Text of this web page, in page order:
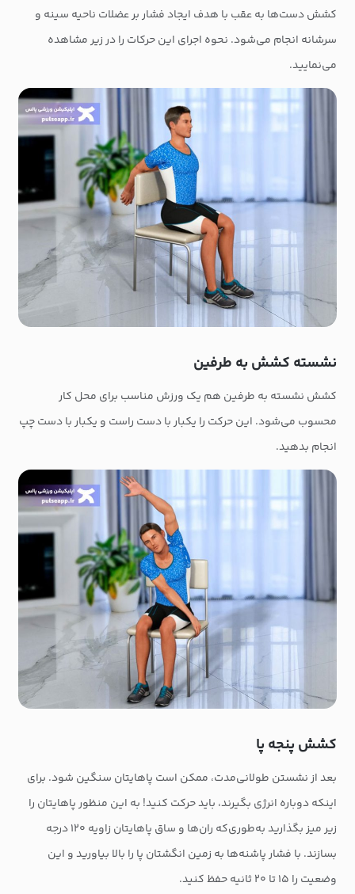
کشش دست‌ها به عقب با هدف ایجاد فشار بر عضلات ناحیه سینه و
سرشانه انجام می‌شود. نحوه اجرای این حرکات را در زیر مشاهده
می‌نمایید.
نشسته کشش به طرفین
کشش نشسته به طرفین هم یک ورزش مناسب برای محل کار
محسوب می‌شود. این حرکت را یکبار با دست راست و یکبار با دست چپ
انجام بدهید.
کشش پنجه پا
بعد از نشستن طولانی‌مدت، ممکن است پاهایتان سنگین شود. برای
اینکه دوباره انرژی بگیرند، باید حرکت کنید! به این منظور پاهایتان را
زیر میز بگذارید به‌طوری‌که ران‌ها و ساق پاهایتان زاویه ۱۲۰ درجه
بسازند. با فشار پاشنه‌ها به زمین انگشتان پا را بالا بیاورید و این
وضعیت را ۱۵ تا ۲۰ ثانیه حفظ کنید.